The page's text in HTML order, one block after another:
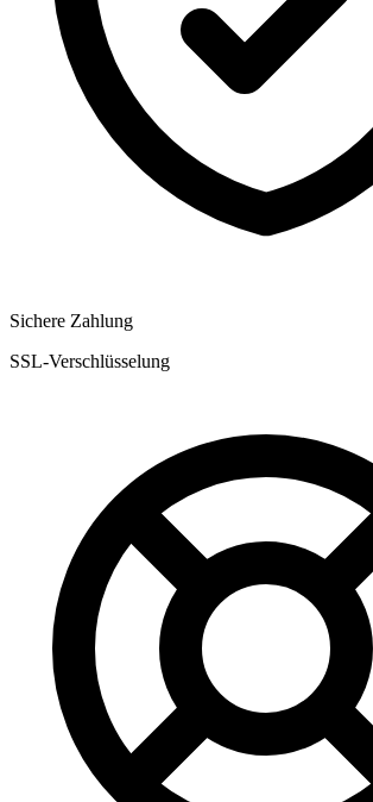
Sichere Zahlung
SSL-Verschlüsselung